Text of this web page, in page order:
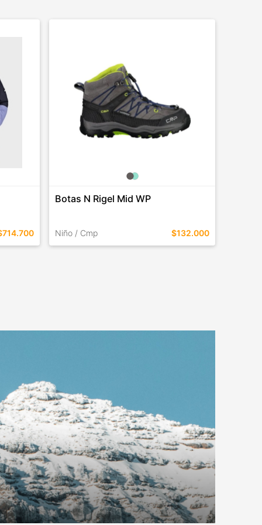
Botas N Rigel Mid WP
Niño / Cmp $132.000